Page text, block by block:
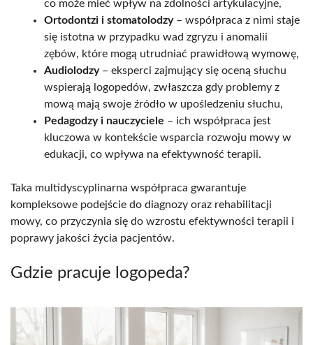
co może mieć wpływ na zdolności artykulacyjne,
Ortodontzi i stomatolodzy– współpraca z nimi staje
się istotna w przypadku wad zgryzu i anomalii
zębów, które mogą utrudniać prawidłową wymowę,
Audiolodzy– eksperci zajmujący się oceną słuchu
wspierają logopedów, zwłaszcza gdy problemy z
mową mają swoje źródło w upośledzeniu słuchu,
Pedagodzy i nauczyciele – ich współpraca jest
kluczowa w kontekście wsparcia rozwoju mowy w
edukacji, co wpływa na efektywność terapii.
Taka multidyscyplinarna współpraca gwarantuje
kompleksowe podejście do diagnozy oraz rehabilitacji
mowy, co przyczynia się do wzrostu efektywności terapii i
poprawy jakości życia pacjentów.
Gdzie pracuje logopeda?